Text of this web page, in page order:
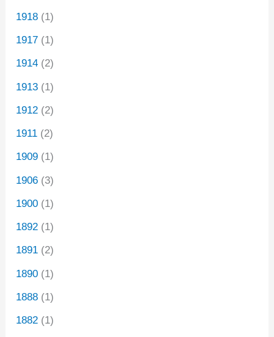
1918 (1)
1917 (1)
1914 (2)
1913 (1)
1912 (2)
1911 (2)
1909 (1)
1906 (3)
1900 (1)
1892 (1)
1891 (2)
1890 (1)
1888 (1)
1882 (1)